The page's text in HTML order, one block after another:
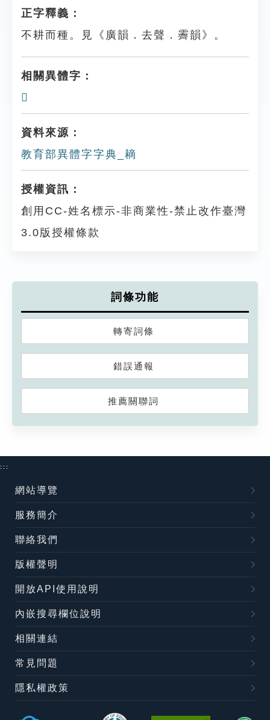
正字釋義：
不耕而種。見《廣韻．去聲．霽韻》。
相關異體字：
𦔝
資料來源：
教育部異體字字典_䎮
授權資訊：
創用CC-姓名標示-非商業性-禁止改作臺灣
3.0版授權條款
詞條功能
轉寄詞條
錯誤通報
推薦關聯詞
:::
網站導覽
服務簡介
聯絡我們
版權聲明
開放API使用說明
內嵌搜尋欄位說明
相關連結
常見問題
隱私權政策